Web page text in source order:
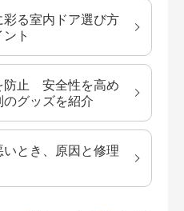
る室内ドア選び方
ト
防止 安全性を高め
グッズを紹介
とき、原因と修理